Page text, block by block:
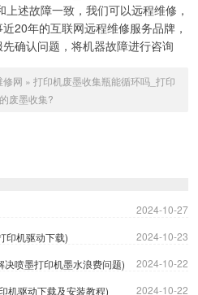
述故障一致，我们可以远程维修，
20年的互联网远程维修服务品牌，
确认问题，将机器故障进行咨询
修网 » 打印机废墨收集瓶能循环吗_打印
废墨收集?
2024-10-27
印机驱动下载)
2024-10-23
喷墨打印机墨水浪费问题)
2024-10-22
机驱动下载及安装教程)
2024-10-22